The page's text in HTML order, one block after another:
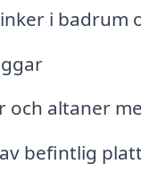
i badrum
och altaner
befintlig